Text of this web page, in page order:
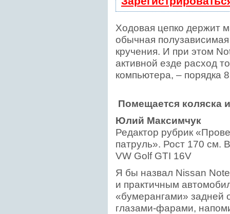
Ходовая цепко держит
обычная
кручения. И при этом
активной езде расход
компьютера, – порядка
Помещается коляска
Юлий Максимчук
Редактор рубрик
патруль». Рост 170 см.
VW Golf GTI 16V
Я бы назвал Nissan
и практичным
«бумерангами» задней
глазами-фарами,